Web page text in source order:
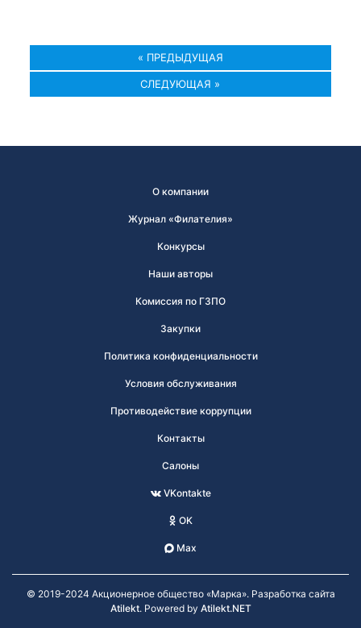
« ПРЕДЫДУЩАЯ
СЛЕДУЮЩАЯ »
О компании
Журнал «Филателия»
Конкурсы
Наши авторы
Комиссия по ГЗПО
Закупки
Политика конфиденциальности
Условия обслуживания
Противодействие коррупции
Контакты
Салоны
VKontakte
OK
Max
© 2019-2024 Акционерное общество «Марка». Разработка сайта
Atilekt. Powered by Atilekt.NET